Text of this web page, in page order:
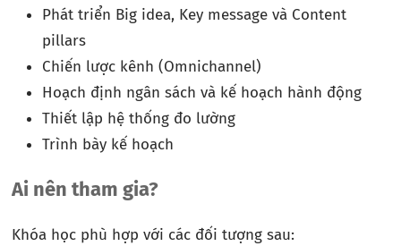
Phát triển Big idea, Key message và Content
pillars
Chiến lược kênh (Omnichannel)
Hoạch định ngân sách và kế hoạch hành động
Thiết lập hệ thống đo lường
Trình bày kế hoạch
Ai nên tham gia?
Khóa học phù hợp với các đối tượng sau: